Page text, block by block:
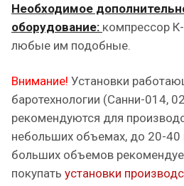
Необходимое
оборудование: компрессор
любые им подобные.
Внимание! Установки
баротехнологии (Санни-014,
рекомендуются для
небольших объемах, до 20-40
больших объемов
покупать установки